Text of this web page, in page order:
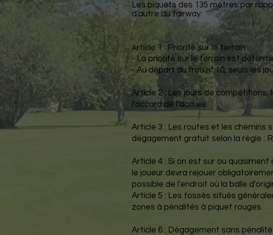
Les piquets des 135 mètres par
d'autre du fairway.
Article 1 : Priorité sur le terrain :
- La priorité sur le terrain est
- Au départ du trou n° 10, seuls les
Article 2 : Les jours de
l’accord de l’accueil.
Article 3 : Les routes et les chemins
dégagement gratuit selon la règle :
Article 4 : Si on est sur ou quasiment
le joueur devra rejouer
possible de l'endroit où la balle
Article 5 : Les fossés situés
zones à pénalités à piquet rouges.
Article 6 : Dégagement sans